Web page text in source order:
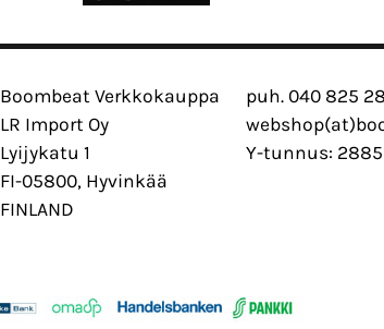
Boombeat Verkkokauppa
LR Import Oy
Lyijykatu 1
FI-05800, Hyvinkää
FINLAND
puh. 040 825
Y-tunnus: